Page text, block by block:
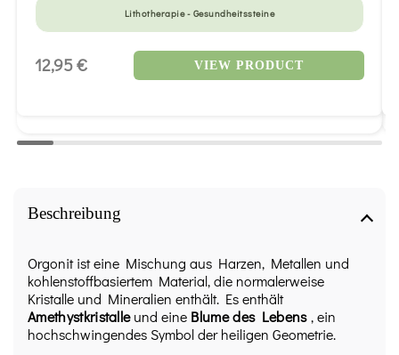
Beschreibung
Orgonit ist eine Mischung aus Harzen, Metallen und
kohlenstoffbasiertem Material, die normalerweise
Kristalle und Mineralien enthält. Es enthält
Amethystkristalleund eine Blume des Lebens, ein
hochschwingendes Symbol der heiligen Geometrie.
Lithotherapie - Gesundheitssteine
12,95 € VIEW PRODUCT